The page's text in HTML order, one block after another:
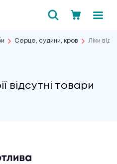
Серце, судини, кров Ліки від
відсутні товари